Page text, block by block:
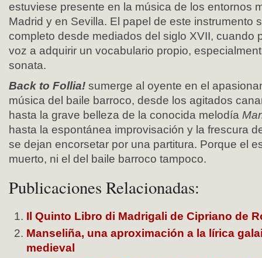
estuviese presente en la música de los entornos
Madrid y en Sevilla. El papel de este instrumento
completo desde mediados del siglo XVII, cuando
voz a adquirir un vocabulario propio,
sonata.
Back to Follia! sumerge al oyente en el
música del baile barroco, desde los agitados
hasta la grave belleza de la conocida melodía
hasta la espontánea improvisación y la frescura
se dejan encorsetar por una partitura. Porque el
muerto, ni el del baile barroco tampoco.
Publicaciones Relacionadas:
Il Quinto Libro di Madrigali de Cipriano de
Manseliña, una aproximación a la lírica
medieval